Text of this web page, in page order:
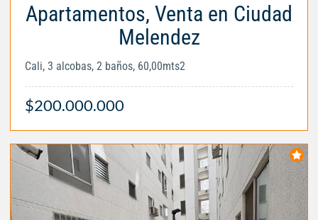
Apartamentos, Venta en Ciudad
Melendez
Cali, 3 alcobas, 2 baños, 60,00mts2
$200.000.000